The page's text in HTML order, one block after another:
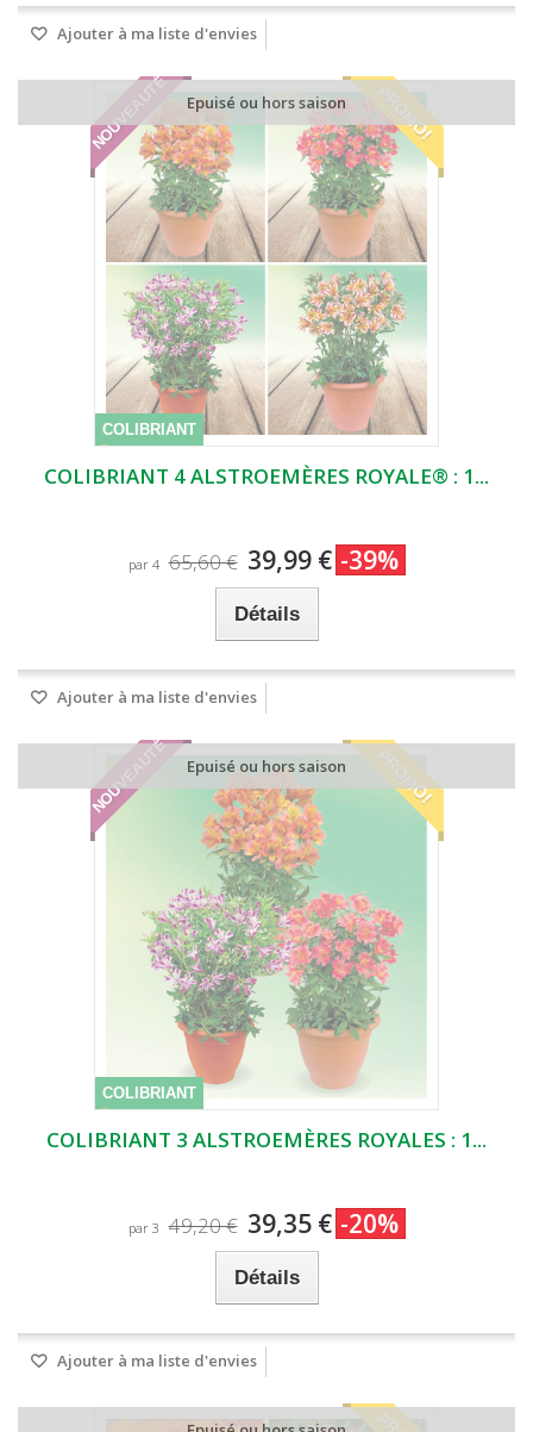
Ajouter à ma liste d'envies
Epuisé ou hors saison
NOUVEAUTÉ
COLIBRIANT
PROMO!
COLIBRIANT 4 ALSTROEMÈRES ROYALE® : 1...
par 4 65,60 € 39,99 € -39%
Détails
Ajouter à ma liste d'envies
Epuisé ou hors saison
NOUVEAUTÉ
COLIBRIANT
PROMO!
COLIBRIANT 3 ALSTROEMÈRES ROYALES : 1...
par 3 49,20 € 39,35 € -20%
Détails
Ajouter à ma liste d'envies